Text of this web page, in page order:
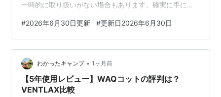
一時的に取り扱いがない場合もあります。確実に手に入
手通販サイトの利用がおすすめです。 ✍️このあと、新宿
で鳩サブレーが買える店舗と、確実に購入する方法をく
わしく紹介します。 鎌倉のお土産といえば、真っ先に思
い浮かぶのが「鳩サブレー」 素朴でバターの風味豊かな
味わいと、なんとも愛らしい鳩のかたちで、子どもから
大人まで長く親しまれてきた定番のお菓子です。…
#2026年6月30日更新 #更新日2026年6月30日
わかったキャンプ • 1ヶ月前
【5年使用レビュー】WAQコットの評判は？
VENTLAX比較